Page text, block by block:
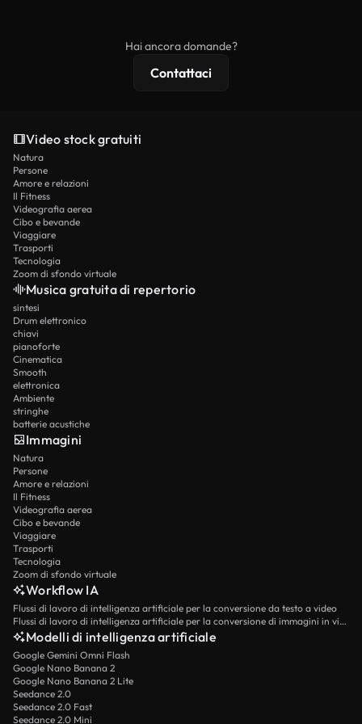
Hai ancora domande?
Contattaci
Video stock gratuiti
Natura
Persone
Amore e relazioni
Il Fitness
Videografia aerea
Cibo e bevande
Viaggiare
Trasporti
Tecnologia
Zoom di sfondo virtuale
Musica gratuita di repertorio
sintesi
Drum elettronico
chiavi
pianoforte
Cinematica
Smooth
elettronica
Ambiente
stringhe
batterie acustiche
Immagini
Natura
Persone
Amore e relazioni
Il Fitness
Videografia aerea
Cibo e bevande
Viaggiare
Trasporti
Tecnologia
Zoom di sfondo virtuale
Workflow IA
Flussi di lavoro di intelligenza artificiale per la conversione da testo a video
Flussi di lavoro di intelligenza artificiale per la conversione di immagini in video
Modelli di intelligenza artificiale
Google Gemini Omni Flash
Google Nano Banana 2
Google Nano Banana 2 Lite
Seedance 2.0
Seedance 2.0 Fast
Seedance 2.0 Mini